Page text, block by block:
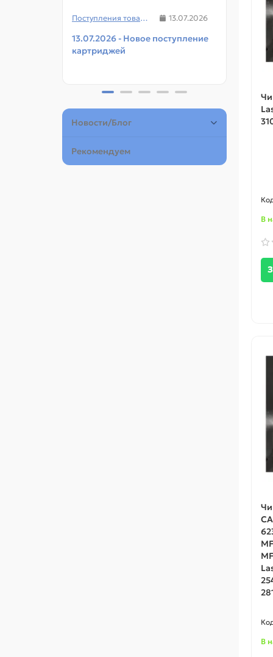
Поступления товаров 13.07.2026
13.07.2026 - Новое поступление
картриджей
Новости/Блог
Рекомендуем
В
В